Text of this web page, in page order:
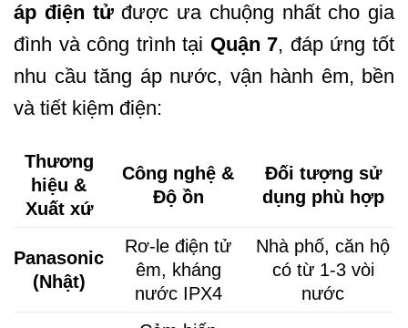
áp điện tửđược ưa chuộng nhất cho gia
đình và công trình tại Quận 7, đáp ứng tốt
nhu cầu tăng áp nước, vận hành êm, bền
và tiết kiệm điện:
Thương
hiệu &
Xuất xứ
Công nghệ &
Độ ồn
Đối tượng sử
dụng phù hợp
Panasonic
(Nhật)
Rơ-le điện tử
êm, kháng
nước IPX4
Nhà phố, căn hộ
có từ 1-3 vòi
nước